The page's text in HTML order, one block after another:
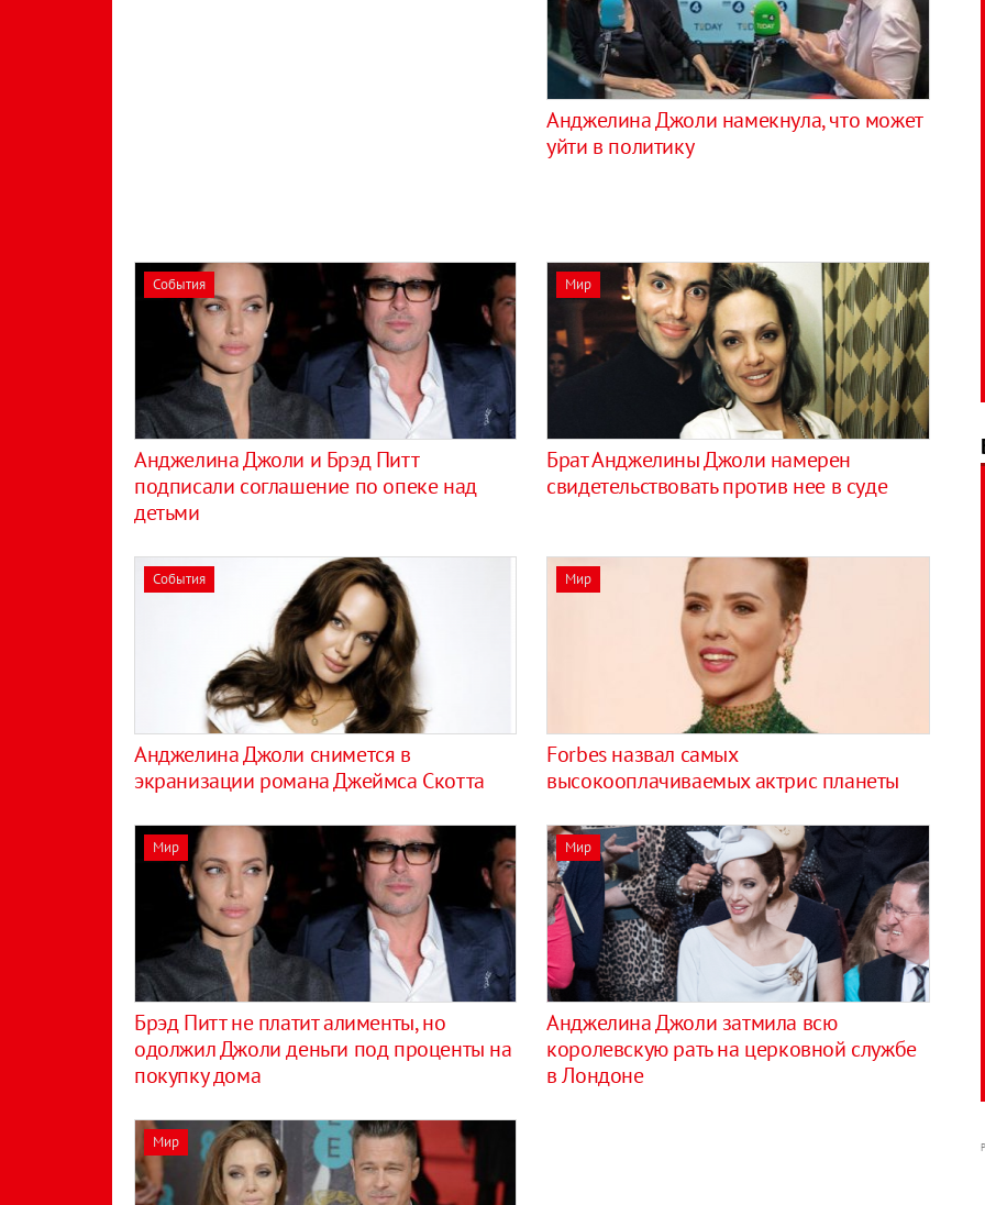
Анджелина Джоли намекнула, что может
уйти в политику
События
Анджелина Джоли и Брэд Питт
подписали соглашение по опеке над
детьми
Мир
Брат Анджелины Джоли намерен
свидетельствовать против нее в суде
События
Анджелина Джоли снимется в
экранизации романа Джеймса Скотта
Мир
Forbes назвал самых
высокооплачиваемых актрис планеты
Мир
Брэд Питт не платит алименты, но
одолжил Джоли деньги под проценты на
покупку дома
Мир
Анджелина Джоли затмила всю
королевскую рать на церковной службе
в Лондоне
Мир